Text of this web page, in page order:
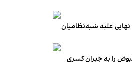
نهایی علیه شبه‌نظامیان
را به جبران کسری